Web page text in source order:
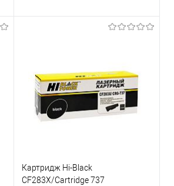
Купить в 1 клик
Сравнение
В избранное
Недоступно
Картридж Hi-Black
CF283X/Cartridge 737